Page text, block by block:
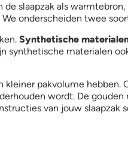
slaapzak als
onderscheiden twee
Synthetische
synthetische materialen
pakvolume
wordt. De
van jouw slaapzak